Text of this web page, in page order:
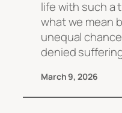
life with such a
what we mean
unequal
denied
March 9, 2026